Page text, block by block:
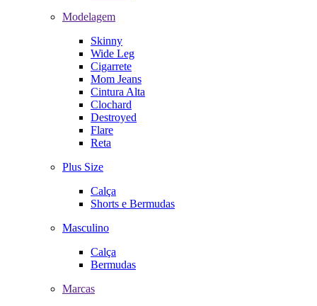
Modelagem
Skinny
Wide Leg
Cigarrete
Mom Jeans
Cintura Alta
Clochard
Destroyed
Flare
Reta
Plus Size
Calça
Shorts e Bermudas
Masculino
Calça
Bermudas
Marcas